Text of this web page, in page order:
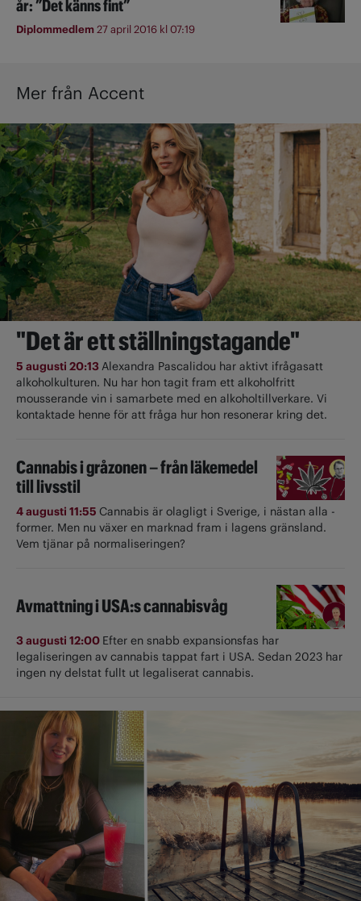
år: ”Det känns fint”
Diplommedlem27 april 2016 kl 07:19
Mer från Accent
"Det är ett ställningstagande"
5 augusti 20:13Alexandra Pascalidou har aktivt ifrågasatt
alkoholkulturen. Nu har hon tagit fram ett alkoholfritt
mousserande vin i samarbete med en alkoholtillverkare. Vi
kontaktade henne för att fråga hur hon resonerar kring det.
Cannabis i gråzonen – från läkemedel
till livsstil
4 augusti 11:55 Cannabis är olagligt i ­Sverige, i nästan alla ­
former. Men nu växer en marknad fram i lagens gränsland.
Vem tjänar på normaliseringen?
Avmattning i USA:s cannabisvåg
3 augusti 12:00 Efter en snabb expansionsfas har
legaliseringen av cannabis tappat fart i USA. Sedan 2023 har
ingen ny delstat fullt ut ­legaliserat cannabis.